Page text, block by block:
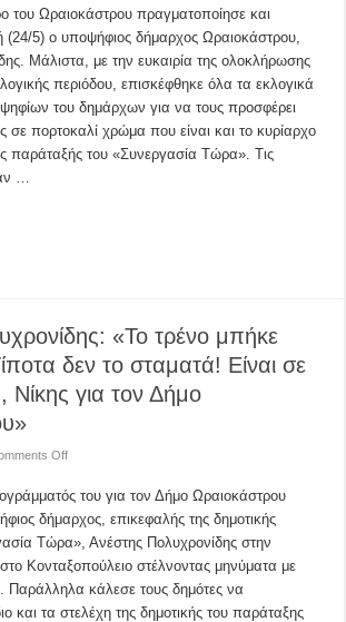
βιγόνιες
προεκλογικά
των
συνυποψηφίων
του
ο
Ανέστης
Πολυχρονίδης
του Ωραιοκάστρου πραγματοποίησε και
5) ο υποψήφιος δήμαρχος Ωραιοκάστρου,
Μάλιστα, με την ευκαιρία της ολοκλήρωσης
περιόδου, επισκέφθηκε όλα τα εκλογικά
του δημάρχων για να τους προσφέρει
σε πορτοκαλί χρώμα που είναι και το κυρίαρχο
παράταξής του «Συνεργασία Τώρα». Τις
…
«Το τρένο μπήκε
δεν το σταματά! Είναι σε
Νίκης για τον Δήμο
Offon
«Το
τρένο
μπήκε
ράγες!
Τίποτα
δεν
το
σταματά!
Είναι
του για τον Δήμο Ωραιοκάστρου
δήμαρχος, επικεφαλής της δημοτικής
Τώρα», Ανέστης Πολυχρονίδης στην
στο Κονταξοπούλειο στέλνοντας μηνύματα με
Παράλληλα κάλεσε τους δημότες να
και τα στελέχη της δημοτικής του παράταξης